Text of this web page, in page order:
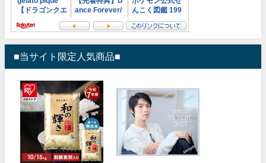
■当サイト限定人気商品■